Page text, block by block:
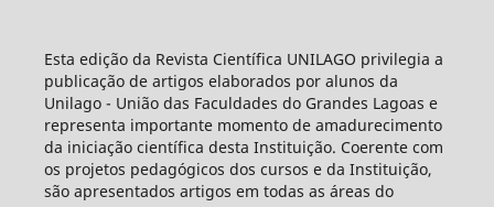
Esta edição da Revista Científica UNILAGO privilegia a
publicação de artigos elaborados por alunos da
Unilago - União das Faculdades do Grandes Lagoas e
representa importante momento de amadurecimento
da iniciação científica desta Instituição. Coerente com
os projetos pedagógicos dos cursos e da Instituição,
são apresentados artigos em todas as áreas do